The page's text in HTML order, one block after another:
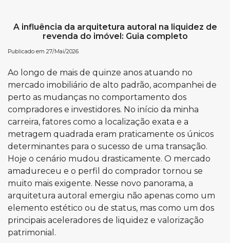
A influência da arquitetura autoral na liquidez de
revenda do imóvel: Guia completo
Publicado em 27/Mai/2026
Ao longo de mais de quinze anos atuando no
mercado imobiliário de alto padrão, acompanhei de
perto as mudanças no comportamento dos
compradores e investidores. No início da minha
carreira, fatores como a localização exata e a
metragem quadrada eram praticamente os únicos
determinantes para o sucesso de uma transação.
Hoje o cenário mudou drasticamente. O mercado
amadureceu e o perfil do comprador tornou se
muito mais exigente. Nesse novo panorama, a
arquitetura autoral emergiu não apenas como um
elemento estético ou de status, mas como um dos
principais aceleradores de liquidez e valorização
patrimonial.